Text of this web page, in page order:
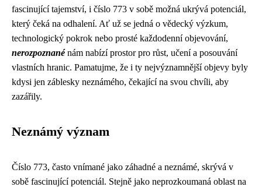
fascinující tajemství, i číslo 773 v sobě možná ukrývá potenciál,
který čeká na odhalení. Ať už se jedná o vědecký výzkum,
technologický pokrok nebo prosté každodenní objevování,
nerozpoznanénám nabízí prostor pro růst, učení a posouvání
vlastních hranic. Pamatujme, že i ty nejvýznamnější objevy byly
kdysi jen záblesky neznámého, čekající na svou chvíli, aby
zazářily.
Neznámý význam
Číslo 773, často vnímané jako záhadné a neznámé, skrývá v
sobě fascinující potenciál. Stejně jako neprozkoumaná oblast na